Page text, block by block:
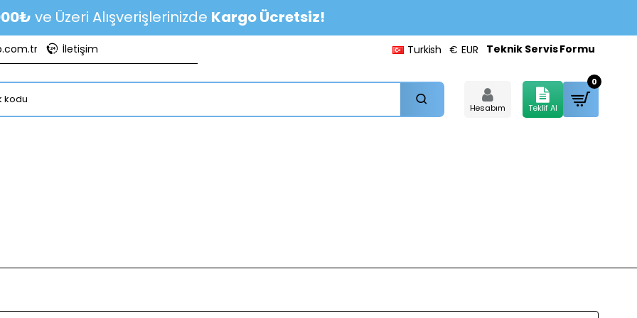
ve Üzeri Alışverişlerinizde Kargo Ücretsiz!
İletişim Turkish € EUR Teknik Servis Formu
Hesabım Teklif Al
0